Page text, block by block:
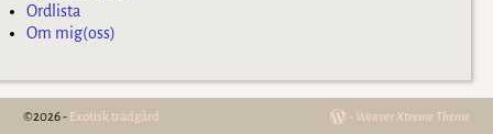
Ordlista
Om mig(oss)
©2026 - Exotisk trädgård - Weaver Xtreme Theme